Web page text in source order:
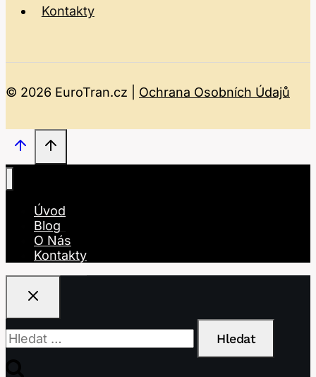
Kontakty
© 2026 EuroTran.cz | Ochrana Osobních Údajů
Úvod
Blog
O Nás
Kontakty
Vyhledávání